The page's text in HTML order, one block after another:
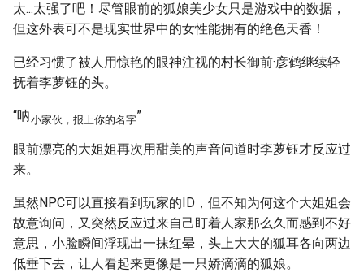
太...太强了吧！尽管眼前的狐娘美少女只是游戏中的数据，
但这外表可不是现实世界中的女性能拥有的绝色天香！
已经习惯了被人用惊艳的眼神注视的村长御前·彦鹤继续轻
抚着李萝钰的头。
“呐小家伙，报上你的名字”
眼前漂亮的大姐姐再次用甜美的声音问道时李萝钰才反应过
来。
虽然NPC可以直接看到玩家的ID，但不知为何这个大姐姐会
故意询问，又突然反应过来自己盯着人家那么久而感到不好
意思，小脸瞬间浮现出一抹红晕，头上大大的狐耳各向两边
低垂下去，让人看起来更像是一只娇滴滴的狐娘。